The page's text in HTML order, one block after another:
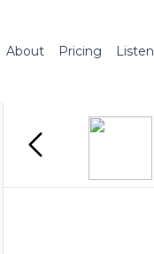
About Pricing Listen